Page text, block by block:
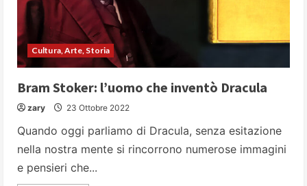
Cultura, Arte, Storia
Bram Stoker: l’uomo che inventò Dracula
zary 23 Ottobre 2022
Quando oggi parliamo di Dracula, senza esitazione
nella nostra mente si rincorrono numerose immagini
e pensieri che...